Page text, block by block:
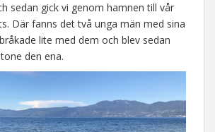
sedan gick vi genom hamnen till vår
Där fanns det två unga män med sina
lite med dem och blev sedan
den ena.